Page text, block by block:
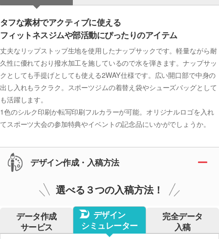
タフな素材でアクティブに使える
フィットネスジムや部活動にぴったりのアイテム
丈夫なリップストップ生地を使用したナップサックです。軽量ながら耐
久性に優れており撥水加工を施しているので水を弾きます。ナップサッ
クとしても手提げとしても使える2WAY仕様です。広い開口部で中身の
出し入れもラクラク。スポーツジムの着替え袋やシューズバッグとして
も活躍します。
1色のシルク印刷か転写印刷フルカラーが可能。オリジナルロゴを入れ
てスポーツ大会の参加特典やイベントの記念品にいかがでしょうか。
デザイン作成・入稿方法
選べる３つの入稿方法！
データ作成
サービス
デザイン
シミュレーター
完全データ
入稿